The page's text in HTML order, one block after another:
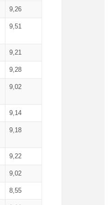
9,26
9,51
9,21
9,28
9,02
9,14
9,18
9,22
9,02
8,55